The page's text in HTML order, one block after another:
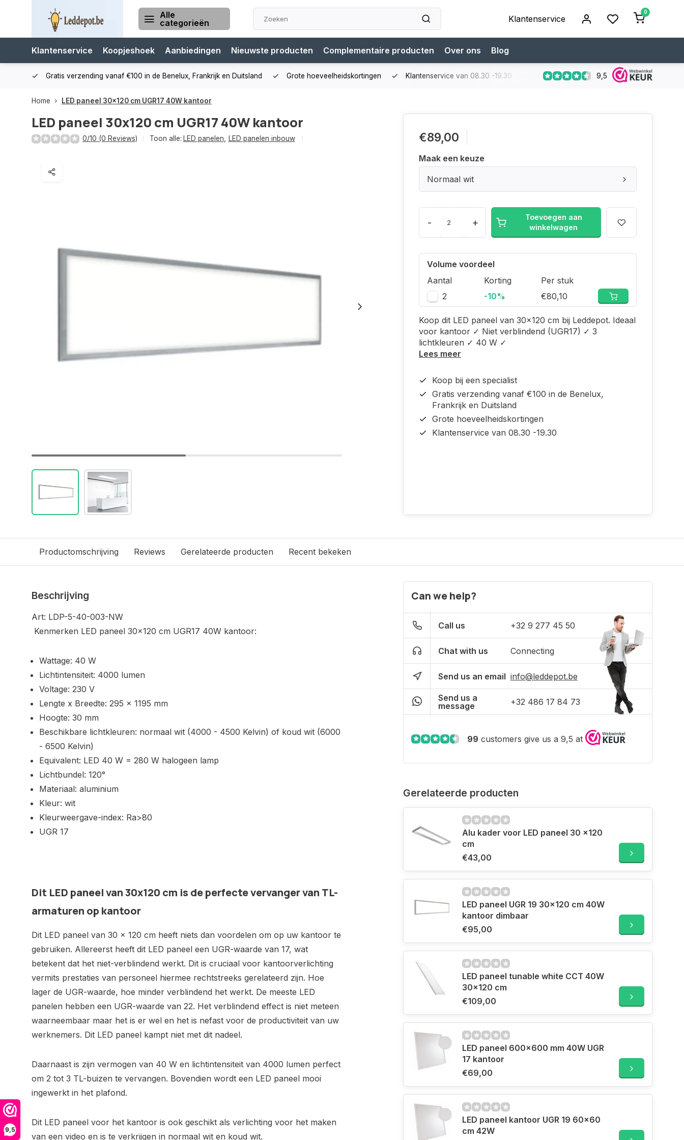
9,5
Alle
categorieën
Klantenservice
0
Klantenservice Koopjeshoek Aanbiedingen Nieuwste producten Complementaire producten Over ons Blog
Gratis verzending vanaf €100 in de Benelux, Frankrijk en Duitsland Grote hoeveelheidskortingen Klantenservice van 08.30 -19.30 Koop bij een specialist Gratis
9,5
Home LED paneel 30x120 cm UGR17 40W kantoor
LED paneel 30x120 cm UGR17 40W kantoor
0/10 (0 Reviews) Toon alle: LED panelen LED panelen inbouw €89,00
Maak een keuze
Normaal wit
- +
Toevoegen aan
winkelwagen
Volume voordeel
Aantal
Korting
Per stuk
2
-10% €80,10
Koop dit LED paneel van 30x120 cm bij Leddepot. Ideaal
voor kantoor ✓ Niet verblindend (UGR17) ✓ 3
lichtkleuren ✓ 40 W ✓
Lees meer
Koop bij een specialist
Gratis verzending vanaf €100 in de Benelux,
Frankrijk en Duitsland
Grote hoeveelheidskortingen
Klantenservice van 08.30 -19.30
Productomschrijving Reviews Gerelateerde producten Recent bekeken
Beschrijving
Art: LDP-5-40-003-NW
Kenmerken LED paneel 30x120 cm UGR17 40W kantoor:
Wattage: 40 W
Lichtintensiteit: 4000 lumen
Voltage: 230 V
Lengte x Breedte: 295 x 1195 mm
Hoogte: 30 mm
Beschikbare lichtkleuren: normaal wit (4000 - 4500 Kelvin) of koud wit (6000
- 6500 Kelvin)
Equivalent: LED 40 W = 280 W halogeen lamp
Lichtbundel: 120°
Materiaal: aluminium
Kleur: wit
Kleurweergave-index: Ra>80
UGR 17
Dit LED paneel van 30x120 cm is de perfecte vervanger van TL-
armaturen op kantoor
Dit LED paneel van 30 x 120 cm heeft niets dan voordelen om op uw kantoor te
gebruiken. Allereerst heeft dit LED paneel een UGR-waarde van 17, wat
betekent dat het niet-verblindend werkt. Dit is cruciaal voor kantoorverlichting
vermits prestaties van personeel hiermee rechtstreeks gerelateerd zijn. Hoe
lager de UGR-waarde, hoe minder verblindend het werkt. De meeste LED
panelen hebben een UGR-waarde van 22. Het verblindend effect is niet meteen
waarneembaar maar het is er wel en het is nefast voor de productiviteit van uw
werknemers. Dit LED paneel kampt niet met dit nadeel.
Daarnaast is zijn vermogen van 40 W en lichtintensiteit van 4000 lumen perfect
om 2 tot 3 TL-buizen te vervangen. Bovendien wordt een LED paneel mooi
ingewerkt in het plafond.
Dit LED paneel voor het kantoor is ook geschikt als verlichting voor het maken
van een video en is te verkrijgen in normaal wit en koud wit.
Can we help?
Call us +32 9 277 45 50
Chat with us Connecting
Send us an email info@leddepot.be
Send us a
message
+32 486 17 84 73
99 customers give us a 9,5 at
Gerelateerde producten
Alu kader voor LED paneel 30 x120
cm
€43,00
LED paneel UGR 19 30x120 cm 40W
kantoor dimbaar
€95,00
LED paneel tunable white CCT 40W
30x120 cm
€109,00
LED paneel 600x600 mm 40W UGR
17 kantoor
€69,00
LED paneel kantoor UGR 19 60x60
cm 42W